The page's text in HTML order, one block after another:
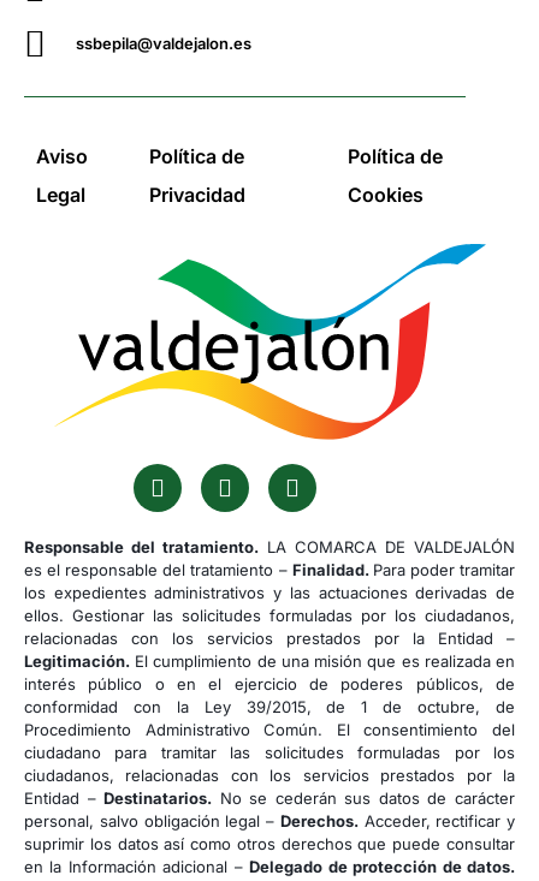
ssbepila@valdejalon.es
Aviso
Legal
Política de
Privacidad
Política de
Cookies
Responsable del tratamiento. LA COMARCA DE VALDEJALÓN
es el responsable del tratamiento – Finalidad. Para poder tramitar
los expedientes administrativos y las actuaciones derivadas de
ellos. Gestionar las solicitudes formuladas por los ciudadanos,
relacionadas con los servicios prestados por la Entidad –
Legitimación. El cumplimiento de una misión que es realizada en
interés público o en el ejercicio de poderes públicos, de
conformidad con la Ley 39/2015, de 1 de octubre, de
Procedimiento Administrativo Común. El consentimiento del
ciudadano para tramitar las solicitudes formuladas por los
ciudadanos, relacionadas con los servicios prestados por la
Entidad –Destinatarios. No se cederán sus datos de carácter
personal, salvo obligación legal – Derechos.Acceder, rectificar y
suprimir los datos así como otros derechos que puede consultar
en la Información adicional –Delegado de protección de datos.